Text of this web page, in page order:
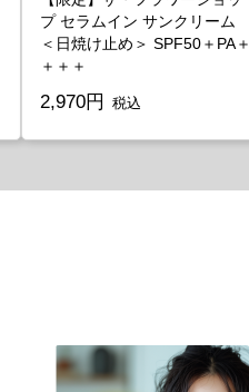
プ セラムイン サンクリーム
＜日焼け止め＞ SPF50＋PA＋
＋＋＋
2,970円 税込